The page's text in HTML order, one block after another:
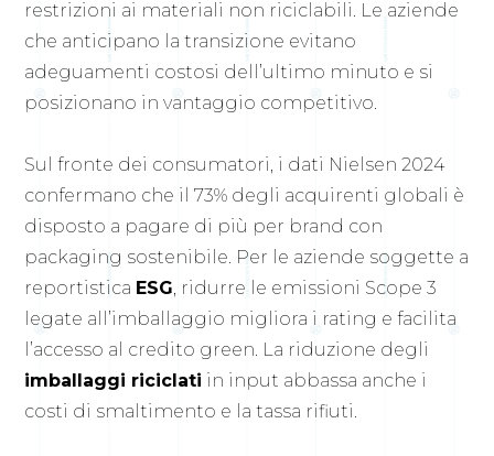
restrizioni ai materiali non riciclabili. Le aziende
che anticipano la transizione evitano
adeguamenti costosi dell’ultimo minuto e si
posizionano in vantaggio competitivo.
Sul fronte dei consumatori, i dati Nielsen 2024
confermano che il 73% degli acquirenti globali è
disposto a pagare di più per brand con
packaging sostenibile. Per le aziende soggette a
reportistica ESG , ridurre le emissioni Scope 3
legate all’imballaggio migliora i rating e facilita
l’accesso al credito green. La riduzione degli
imballaggi riciclati in input abbassa anche i
costi di smaltimento e la tassa rifiuti.